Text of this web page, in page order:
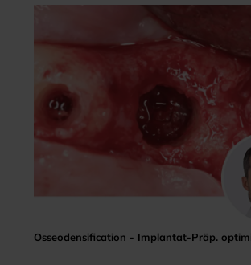
Osseodensification - Implantat-Präp.